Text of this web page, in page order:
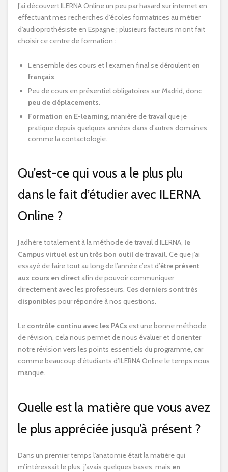
J’ai découvert ILERNA Online un peu par hasard sur internet en
effectuant mes recherches d’écoles formatrices au métier
d’audioprothésiste en Espagne ; plusieurs facteurs m’ont fait
choisir ce centre de formation :
L’ensemble des cours et l’examen final se déroulent en
français.
Peu de cours en présentiel obligatoires sur Madrid, donc
peu de déplacements.
Formation en E-learning,manière de travail que je
pratique depuis quelques années dans d’autres domaines
comme la contactologie.
Qu’est-ce qui vous a le plus plu
dans le fait d’étudier avec ILERNA
Online ?
J’adhère totalement à la méthode de travail d’ILERNA, le
Campus virtuel est un très bon outil de travail. Ce que j’ai
essayé de faire tout au long de l’année c’est d’être présent
aux cours en direct afin de pouvoir communiquer
directement avec les professeurs. Ces derniers sont très
disponibles pour répondre à nos questions.
Le contrôle continu avec les PACs est une bonne méthode
de révision, cela nous permet de nous évaluer et d’orienter
notre révision vers les points essentiels du programme, car
comme beaucoup d’étudiants d’ILERNA Online le temps nous
manque.
Quelle est la matière que vous avez
le plus appréciée jusqu’à présent ?
Dans un premier temps l’anatomie était la matière qui
m’intéressait le plus, j’avais quelques bases, mais en